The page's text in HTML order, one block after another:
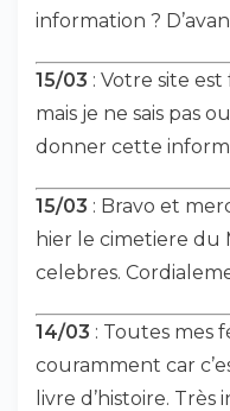
information ?
15/03 : Votre site est
mais je ne sais pas
donner cette
15/03 : Bravo et
hier le cimetiere du
celebres.
14/03 : Toutes mes
couramment car
livre d’histoire.